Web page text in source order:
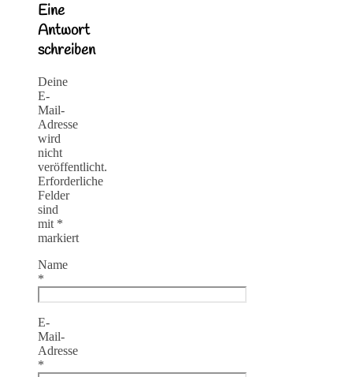
Eine
Antwort
schreiben
Deine
E-
Mail-
Adresse
wird
nicht
veröffentlicht.
Erforderliche
Felder
sind
mit *
markiert
Name
*
E-
Mail-
Adresse
*